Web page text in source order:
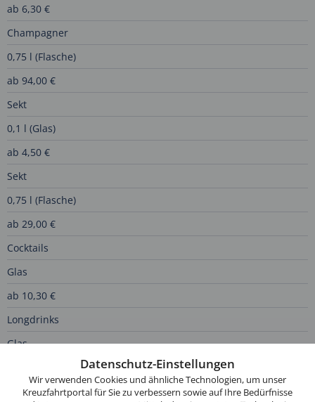
ab 6,30 €
Champagner
0,75 l (Flasche)
ab 94,00 €
Sekt
0,1 l (Glas)
ab 4,50 €
Sekt
0,75 l (Flasche)
ab 29,00 €
Cocktails
Glas
ab 10,30 €
Longdrinks
Glas
Spritz-Getränke
Diese
verwendet
Cookies.
Datenschutz-Einstellungen
Wir verwenden Cookies und ähnliche Technologien, um unser
Kreuzfahrtportal für Sie zu verbessern sowie auf Ihre Bedürfnisse